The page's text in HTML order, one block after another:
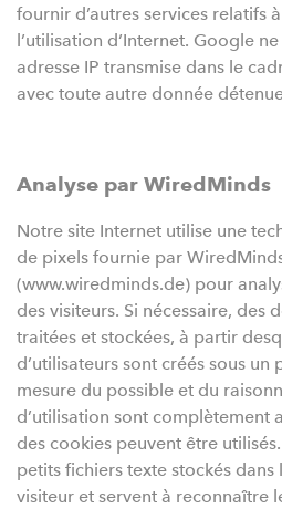
fournir d’autres services relatifs
l’utilisation d’Internet. Google
adresse IP transmise dans le
avec toute autre donnée
Analyse par WiredMinds
Notre site Internet utilise une
de pixels fournie par
(www.wiredminds.de) pour
des visiteurs. Si nécessaire, des
traitées et stockées, à partir
d’utilisateurs sont créés sous un
mesure du possible et du
d’utilisation sont complètement
des cookies peuvent être
petits fichiers texte stockés
visiteur et servent à reconnaître